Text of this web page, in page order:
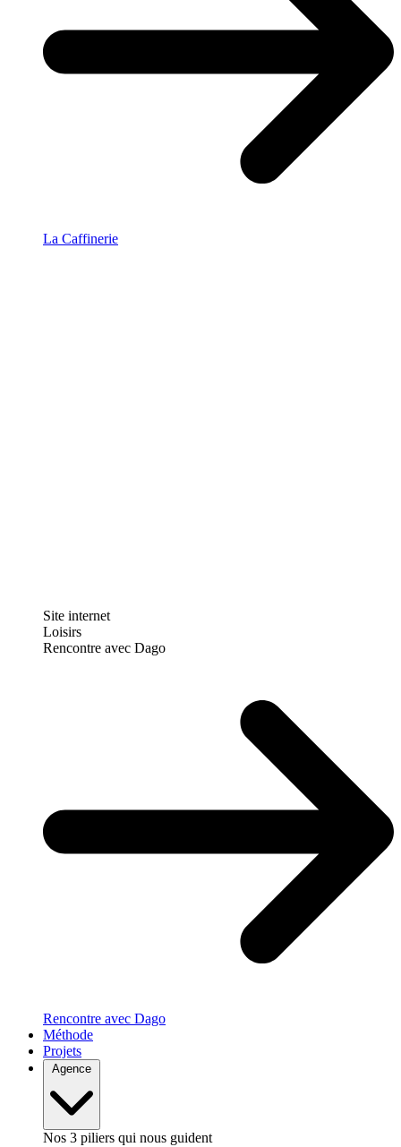
La Caffinerie
Site internet
Loisirs
Rencontre avec Dago
Rencontre avec Dago
Méthode
Projets
Agence
Nos 3 piliers qui nous guident